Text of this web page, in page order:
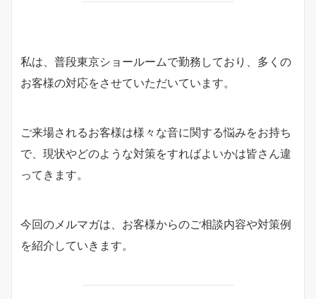
私は、普段東京ショールームで勤務しており、多くの
お客様の対応をさせていただいています。
ご来場されるお客様は様々な音に関する悩みをお持ち
で、現状やどのような対策をすればよいかは皆さん違
ってきます。
今回のメルマガは、お客様からのご相談内容や対策例
を紹介していきます。